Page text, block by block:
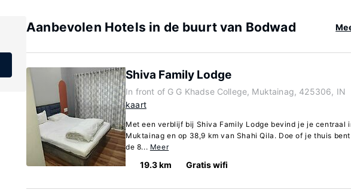
Aanbevolen Hotels in de buurt van Bodwad
Shiva Family Lodge
In front of G G Khadse College, Muktainag, 425306, IN
kaart
Met een verblijf bij Shiva Family Lodge bevind je je centraal
Muktainag en op 38,9 km van Shahi Qila. Doe of je thuis
de 8... Meer
19.3 km Gratis wifi